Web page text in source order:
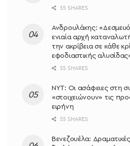
55 SHARES
Ανδρουλάκης:
ενιαία αρχή
την ακρίβεια σε κάθε
εφοδιαστικής
55 SHARES
NYT: Οι ασάφειες στη
«στοιχειώνουν» τις
ειρήνη
55 SHARES
Βενεζουέλα: